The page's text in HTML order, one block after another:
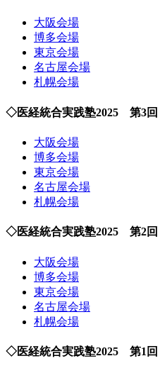
大阪会場
博多会場
東京会場
名古屋会場
札幌会場
◇医経統合実践塾2025 第3回
大阪会場
博多会場
東京会場
名古屋会場
札幌会場
◇医経統合実践塾2025 第2回
大阪会場
博多会場
東京会場
名古屋会場
札幌会場
◇医経統合実践塾2025 第1回